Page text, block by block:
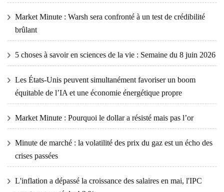
Market Minute : Warsh sera confronté à un test de crédibilité
brûlant
5 choses à savoir en sciences de la vie : Semaine du 8 juin 2026
Les États-Unis peuvent simultanément favoriser un boom
équitable de l’IA et une économie énergétique propre
Market Minute : Pourquoi le dollar a résisté mais pas l’or
Minute de marché : la volatilité des prix du gaz est un écho des
crises passées
L'inflation a dépassé la croissance des salaires en mai, l'IPC